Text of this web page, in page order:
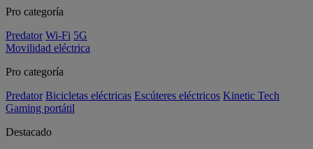
Pro categoría
Predator Wi-Fi 5G
Movilidad eléctrica
Pro categoría
Predator Bicicletas eléctricas Escúteres eléctricos Kinetic Tech
Gaming portátil
Destacado